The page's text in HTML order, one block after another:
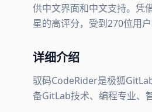
供中文界面和中文支持。凭
星的高评分，受到270位用户
详细介绍
驭码CodeRider是极狐
备GitLab技术、编程专业、